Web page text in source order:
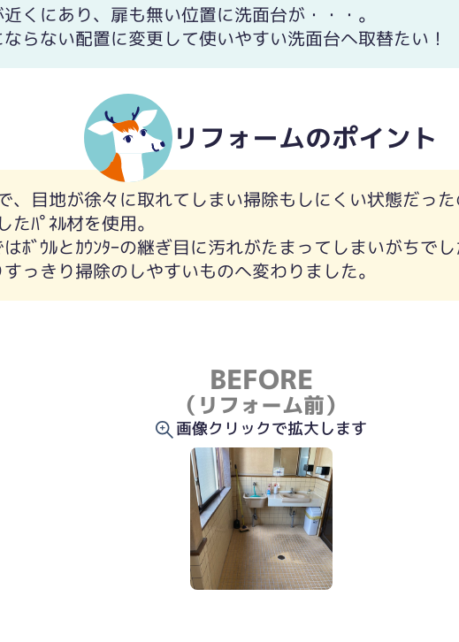
くにあり、扉も無い位置に洗面台が・・・。
らない配置に変更して使いやすい洗面台へ取替たい！
リフォームのポイント
、目地が徐々に取れてしまい掃除もしにくい状態だった
たﾊﾟﾈﾙ材を使用。
ﾎﾞｳﾙとｶｳﾝﾀｰの継ぎ目に汚れがたまってしまいがちでし
っきり掃除のしやすいものへ変わりました。
BEFORE
（リフォーム前）
画像クリックで拡大します